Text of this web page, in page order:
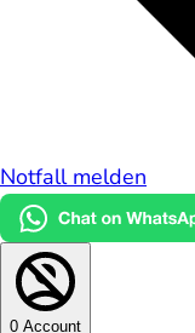
Notfall melden
0 Account